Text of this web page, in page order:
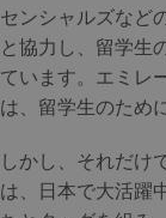
センシャルズなど
と協力し、留学生
ています。エミレ
は、留学生のため
しかし、それだ
は、日本で大活躍